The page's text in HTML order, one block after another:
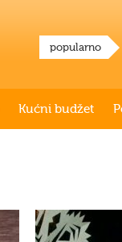
popularno
Kućni budžet